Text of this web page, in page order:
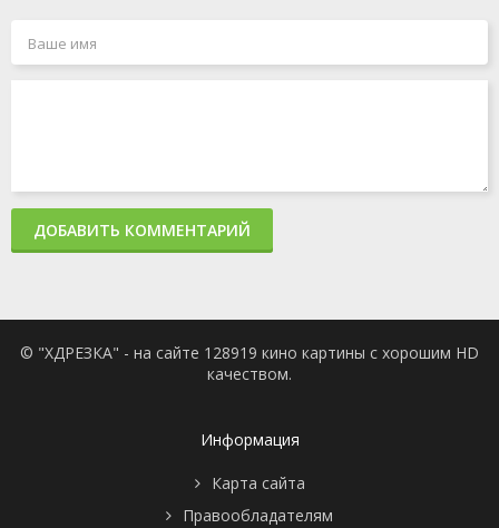
ДОБАВИТЬ КОММЕНТАРИЙ
© "ХДРЕЗКА" - на сайте 128919 кино картины с хорошим HD
качеством.
Информация
Карта сайта
Правообладателям